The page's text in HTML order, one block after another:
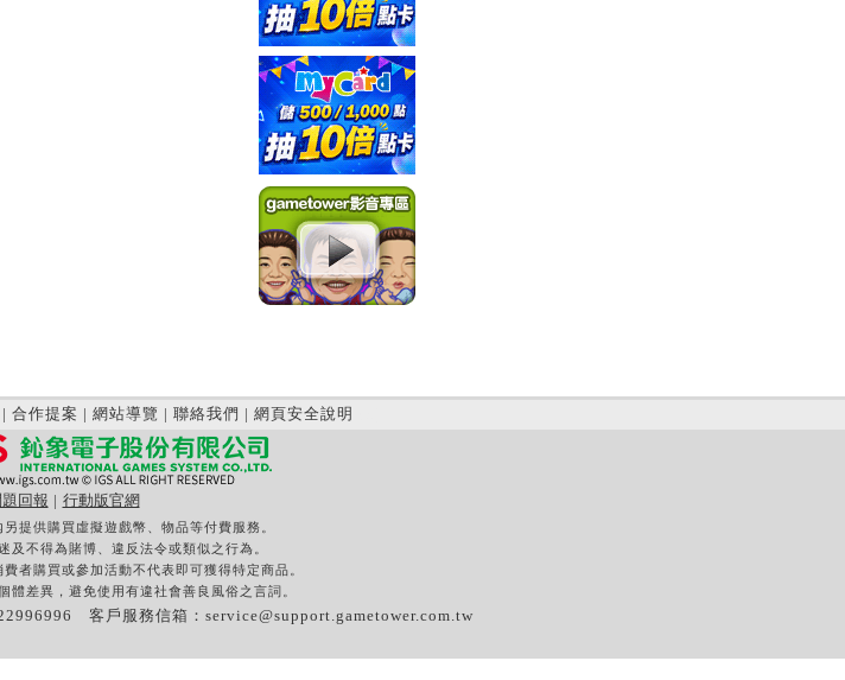
| 合作提案 | 網站導覽 | 聯絡我們 | 網頁安全說明
回報 | 行動版官網
提供購買虛擬遊戲幣、物品等付費服務。
不得為賭博、違反法令或類似之行為。
者購買或參加活動不代表即可獲得特定商品。
差異，避免使用有違社會善良風俗之言詞。
客戶服務信箱： service@support.gametower.com.tw